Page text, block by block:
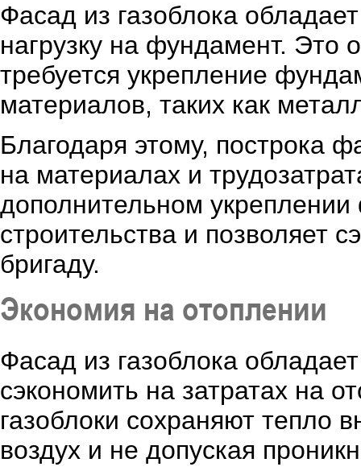
Фасад из газоблока
нагрузку на фундамент. Это
требуется укрепление
материалов, таких как
Благодаря этому, построка
на материалах и
дополнительном
строительства и позволяет
бригаду.
Экономия на отоплении
Фасад из газоблока
сэкономить на затратах на
газоблоки сохраняют тепло
воздух и не допуская